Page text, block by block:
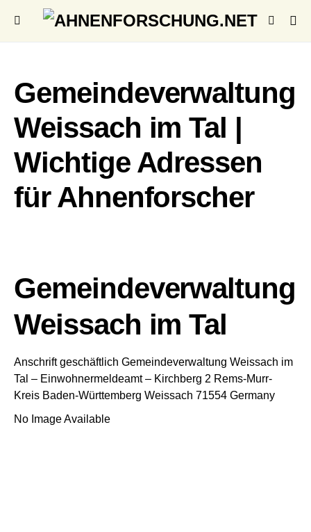
Gemeindeverwaltung
Weissach im Tal |
Wichtige Adressen
für Ahnenforscher
Gemeindeverwaltung
Weissach im Tal
Anschrift geschäftlich Gemeindeverwaltung Weissach im
Tal – Einwohnermeldeamt – Kirchberg 2 Rems-Murr-
Kreis Baden-Württemberg Weissach 71554 Germany
No Image Available